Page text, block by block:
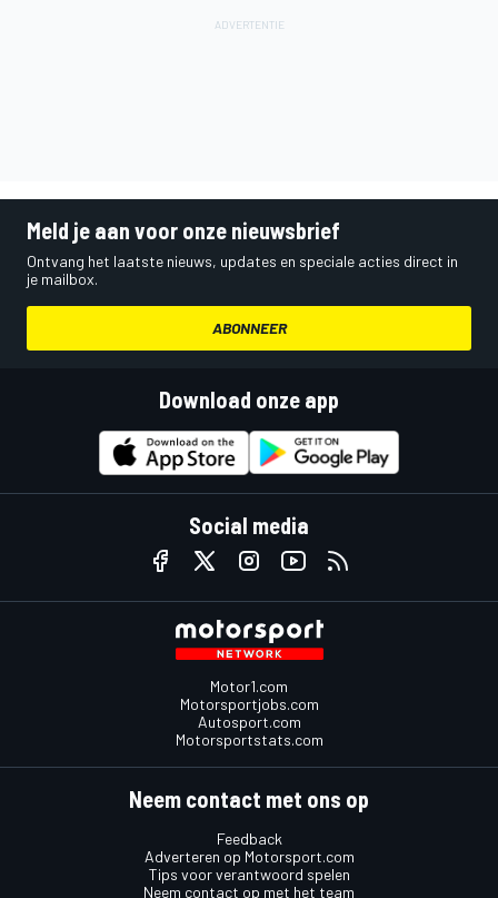
Meld je aan voor onze nieuwsbrief
Ontvang het laatste nieuws, updates en speciale acties direct in
je mailbox.
ABONNEER
Download onze app
Social media
Motor1.com
Motorsportjobs.com
Autosport.com
Motorsportstats.com
Neem contact met ons op
Feedback
Adverteren op Motorsport.com
Tips voor verantwoord spelen
Neem contact op met het team